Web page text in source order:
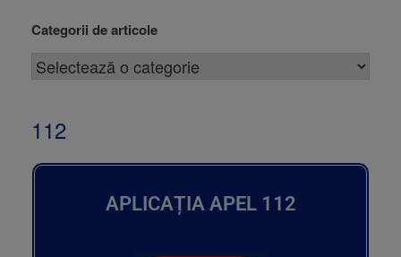
Categorii de articole
112
APLICAȚIA APEL 112